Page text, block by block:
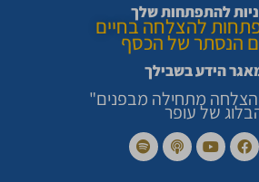
להתפתחות שלך
להצלחה בחיים
הנסתר של הכסף
הידע בשבילך
מתחילה מבפנים"
של עופר